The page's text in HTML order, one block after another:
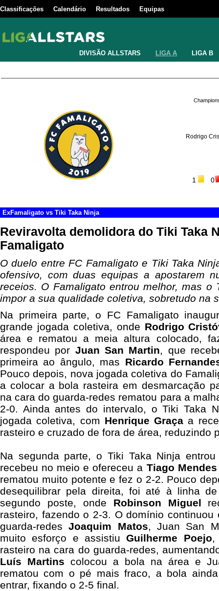
Classificações Calendário Resultados Equipas
DIVISÃO ALLSTARS LIGA A LIGA B
Rodrigo
1 0
ExFamaligato vs Tiki Taka Ninja
Reviravolta demolidora do Tiki Taka
Famaligato
O duelo entre FC Famaligato e Tiki Taka
ofensivo, com duas equipas a apostarem
receios. O Famaligato entrou melhor, mas o
impor a sua qualidade coletiva, sobretudo na
Na primeira parte, o FC Famaligato
grande jogada coletiva, onde Rodrigo
área e rematou a meia altura colocado,
respondeu por Juan San Martin, que
primeira ao ângulo, mas Ricardo
Pouco depois, nova jogada coletiva do
a colocar a bola rasteira em desmarcação
na cara do guarda-redes rematou para a
2-0. Ainda antes do intervalo, o Tiki Taka
jogada coletiva, com Henrique Graça a
rasteiro e cruzado de fora de área, reduzindo
Na segunda parte, o Tiki Taka Ninja
recebeu no meio e ofereceu a Tiago Mendes
rematou muito potente e fez o 2-2. Pouco
desequilibrar pela direita, foi até à linha
segundo poste, onde Robinson Miguel
rasteiro, fazendo o 2-3. O domínio
guarda-redesJoaquim Matos, Juan San
muito esforço e assistiuGuilherme Poejo,
rasteiro na cara do guarda-redes,
Luís Martins colocou a bola na área e
rematou com o pé mais fraco, a bola
entrar, fixando o 2-5 final.